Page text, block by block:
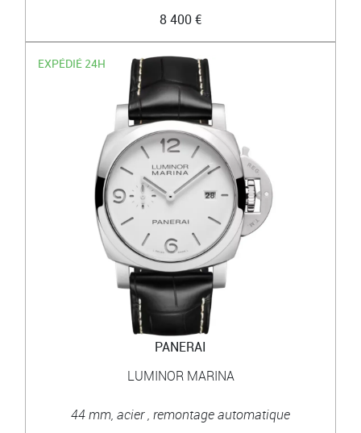
8 400 €
EXPÉDIÉ 24H
PANERAI
LUMINOR MARINA
44 mm, acier , remontage automatique